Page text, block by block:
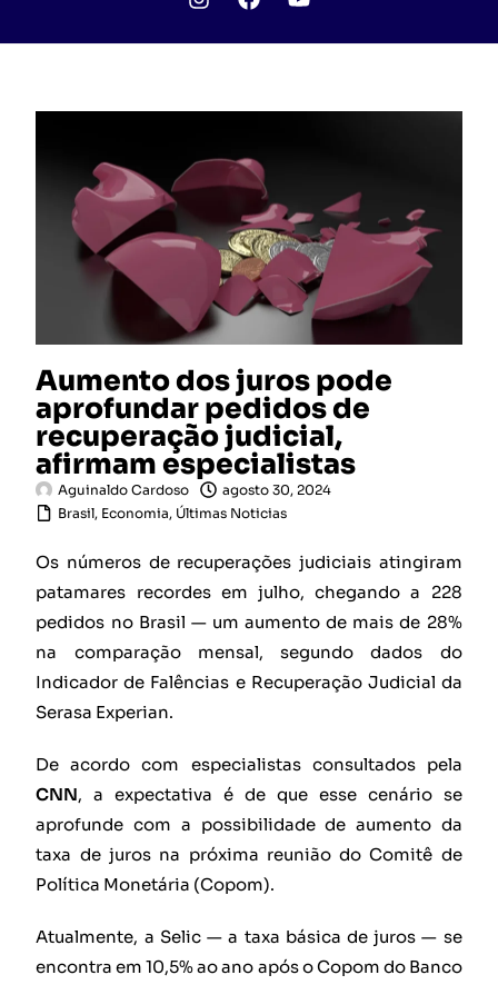
Aumento dos juros pode
aprofundar pedidos de
recuperação judicial,
afirmam especialistas
Aguinaldo Cardoso
agosto 30, 2024
Brasil, Economia, Últimas Noticias
Os números de recuperações judiciais atingiram
patamares recordes em julho, chegando a 228
pedidos no Brasil — um aumento de mais de 28%
na comparação mensal, segundo dados do
Indicador de Falências e Recuperação Judicial da
Serasa Experian.
De acordo com especialistas consultados pela
CNN, a expectativa é de que esse cenário se
aprofunde com a possibilidade de aumento da
taxa de juros na próxima reunião do Comitê de
Política Monetária (Copom).
Atualmente, a Selic — a taxa básica de juros — se
encontra em 10,5% ao ano após o Copom do Banco